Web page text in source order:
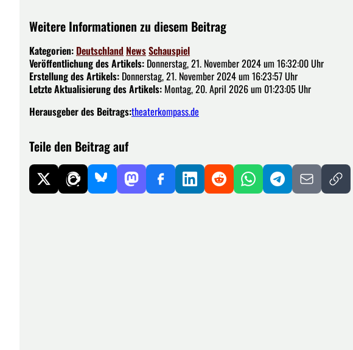
Weitere Informationen zu diesem Beitrag
Kategorien: Deutschland NewsSchauspiel
Veröffentlichung des Artikels: Donnerstag, 21. November 2024 um 16:32:00 Uhr
Erstellung des Artikels: Donnerstag, 21. November 2024 um 16:23:57 Uhr
Letzte Aktualisierung des Artikels: Montag, 20. April 2026 um 01:23:05 Uhr
Herausgeber des Beitrags:theaterkompass.de
Teile den Beitrag auf